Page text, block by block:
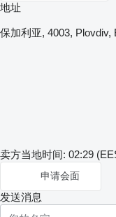
地址
保加利亚, 4003, Plovdiv,
卖方当地时间: 02:29
申请会面
发送消息